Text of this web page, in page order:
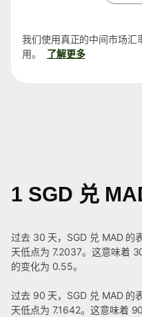
我们使用真正的中间市场汇
用。
了解更多
1 SGD 兑
过去 30 天，SGD 兑 MAD 的
天低点为 7.2037。这意味着
的变化为 0.55。
过去 90 天，SGD 兑 MAD 的
天低点为 7.1642。这意味着